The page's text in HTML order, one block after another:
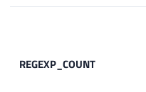
REGEXP_COUNT